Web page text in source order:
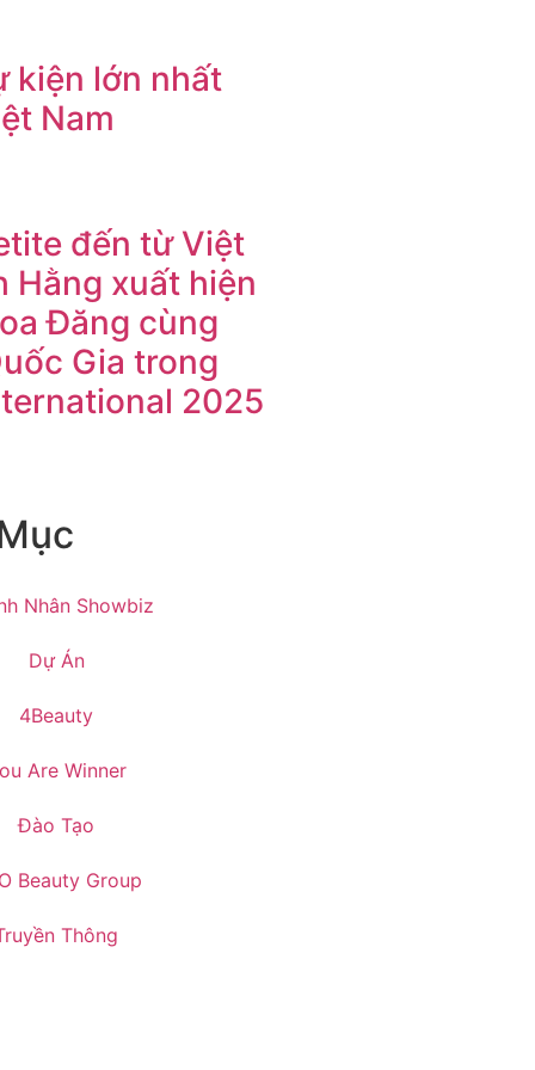
kiện lớn nhất
Nam
đến từ Việt
Hằng xuất hiện
Đăng cùng
Gia trong
2025
Nhân Showbiz
Dự Án
4Beauty
Are Winner
Đào Tạo
Beauty Group
Thông